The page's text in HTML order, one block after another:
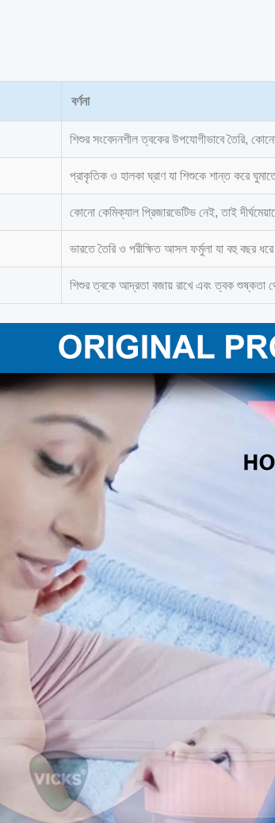
বর্ণনা
শিশুর সংবেদনশীল ত্বকের উপযোগীভাবে তৈরি, কোনো
প্রাকৃতিক ও হালকা ঘ্রাণ যা শিশুকে শান্ত করে
কোনো কেমিক্যাল প্রিজারভেটিভ নেই, তাই
ভারতে তৈরি ও পরীক্ষিত আসল ফর্মুলা যা বহু বছর
শিশুর ত্বকে আদ্রতা বজায় রাখে এবং ত্বক শুষ্কতা